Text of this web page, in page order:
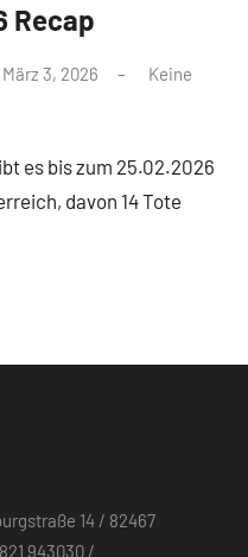
Recap
März 3, 2026
Keine
es bis zum 25.02.2026
davon 14 Tote
14 / 82467
943030 /